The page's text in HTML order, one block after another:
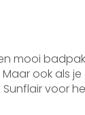
mooi
ook als
Sunflair voor